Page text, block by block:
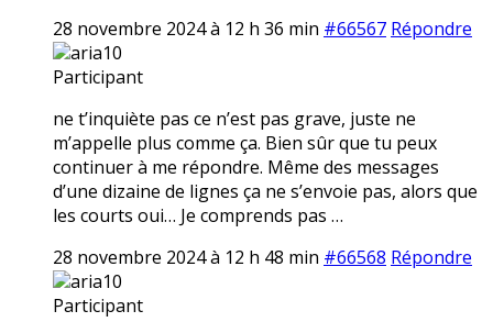
28 novembre 2024 à 12 h 36 min #66567 Répondre
aria10
Participant
ne t’inquiète pas ce n’est pas grave, juste ne
m’appelle plus comme ça. Bien sûr que tu peux
continuer à me répondre. Même des messages
d’une dizaine de lignes ça ne s’envoie pas, alors que
les courts oui… Je comprends pas …
28 novembre 2024 à 12 h 48 min #66568 Répondre
aria10
Participant